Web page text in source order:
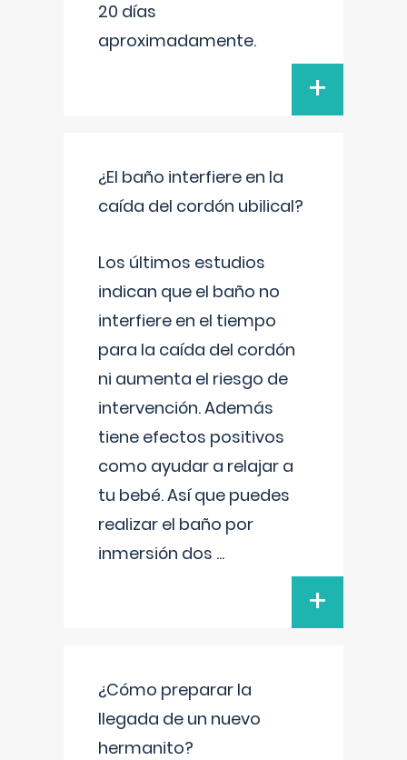
20 días
aproximadamente.
+
¿El baño interfiere en la
caída del cordón ubilical?
Los últimos estudios
indican que el baño no
interfiere en el tiempo
para la caída del cordón
ni aumenta el riesgo de
intervención. Además
tiene efectos positivos
como ayudar a relajar a
tu bebé. Así que puedes
realizar el baño por
inmersión dos ...
+
¿Cómo preparar la
llegada de un nuevo
hermanito?